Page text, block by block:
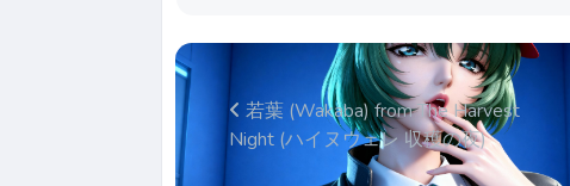
若葉 (Wakaba) from The Harvest
Night (ハイヌウェレ 収穫の夜)